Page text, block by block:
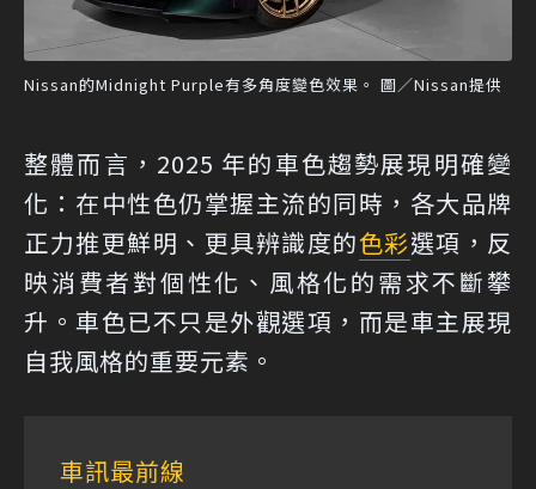
Nissan的Midnight Purple有多角度變色效果。 圖／Nissan提供
整體而言，2025 年的車色趨勢展現明確變
化：在中性色仍掌握主流的同時，各大品牌
正力推更鮮明、更具辨識度的色彩選項，反
映消費者對個性化、風格化的需求不斷攀
升。車色已不只是外觀選項，而是車主展現
自我風格的重要元素。
車訊最前線